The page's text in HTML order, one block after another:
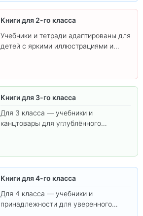
Книги для 2-го класса
Учебники и тетради адаптированы для
детей с яркими иллюстрациями и
Книги для 3-го класса
Для 3 класса — учебники и
канцтовары для углублённого
Книги для 4-го класса
Для 4 класса — учебники и
принадлежности для уверенного